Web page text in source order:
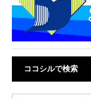
ココシルで検索